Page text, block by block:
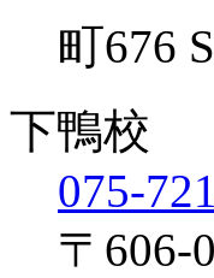
町676
下鴨校
075-
〒606-